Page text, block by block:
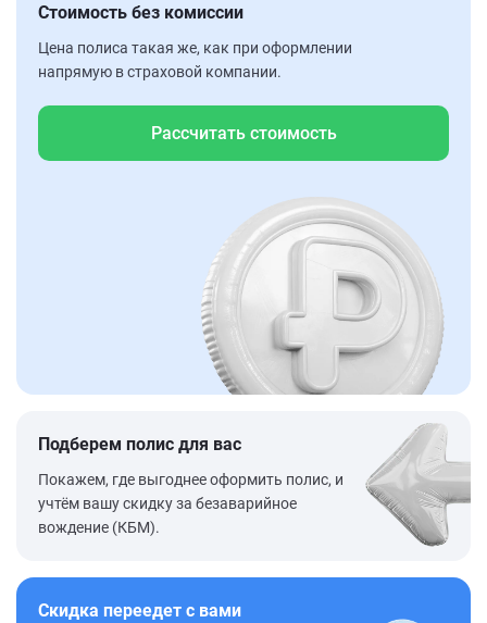
Стоимость без комиссии
Цена полиса такая же, как при оформлении
напрямую в страховой компании.
Рассчитать стоимость
Подберем полис для вас
Покажем, где выгоднее оформить полис, и
учтём вашу скидку за безаварийное
вождение (КБМ).
Скидка переедет с вами